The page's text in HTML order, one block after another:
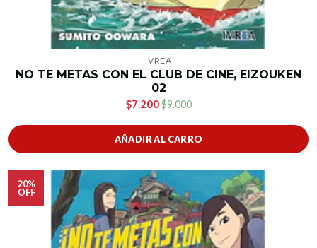
IVREA
NO TE METAS CON EL CLUB DE CINE, EIZOUKEN
02
$7.200$9.000
AÑADIR AL CARRO
20%
OFF